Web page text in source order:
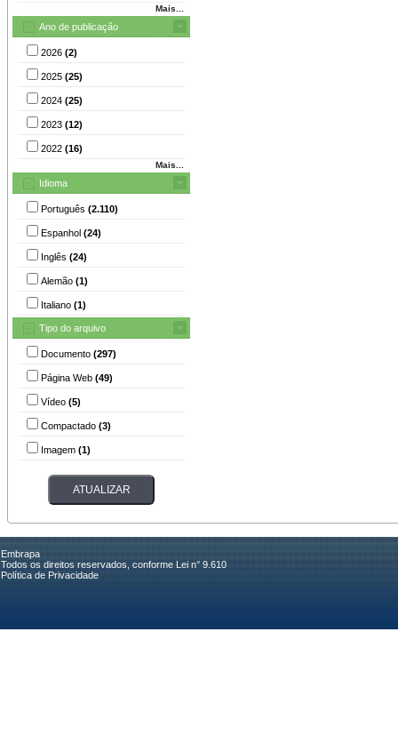
Mais...
Ano de publicação
2026 (2)
2025 (25)
2024 (25)
2023 (12)
2022 (16)
Mais...
Idioma
Português (2.110)
Espanhol (24)
Inglês (24)
Alemão (1)
Italiano (1)
Tipo do arquivo
Documento (297)
Página Web (49)
Vídeo (5)
Compactado (3)
Imagem (1)
Embrapa
Todos os direitos reservados, conforme Lei n° 9.610
Política de Privacidade